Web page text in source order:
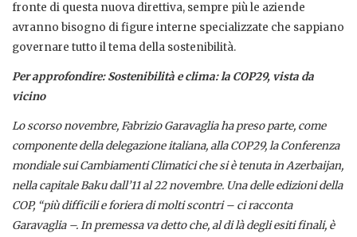
fronte di questa nuova direttiva, sempre più le aziende
avranno bisogno di figure interne specializzate che sappiano
governare tutto il tema della sostenibilità.
Per approfondire: Sostenibilità e clima: la COP29, vista da
vicino
Lo scorso novembre, Fabrizio Garavaglia ha preso parte, come
componente della delegazione italiana, alla COP29, la Conferenza
mondiale sui Cambiamenti Climatici che si è tenuta in Azerbaijan,
nella capitale Baku dall’11 al 22 novembre. Una delle edizioni della
COP, “più difficili e foriera di molti scontri – ci racconta
Garavaglia –. In premessa va detto che, al di là degli esiti finali, è